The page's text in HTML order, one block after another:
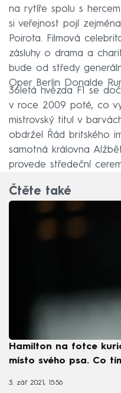
na rytíře spolu s
si veřejnost pojí
Poirota. Filmová
zásluhy o drama a
bude od středy
Oper Berlin Donalde
36letá hvězda F1 se
v roce 2009 poté, co
mistrovský titul v
obdržel Řád britského
samotná královna
provede středeční
Čtěte také
Hamilton na fotce
místo svého psa. Co
3. zář 2021, 15:56